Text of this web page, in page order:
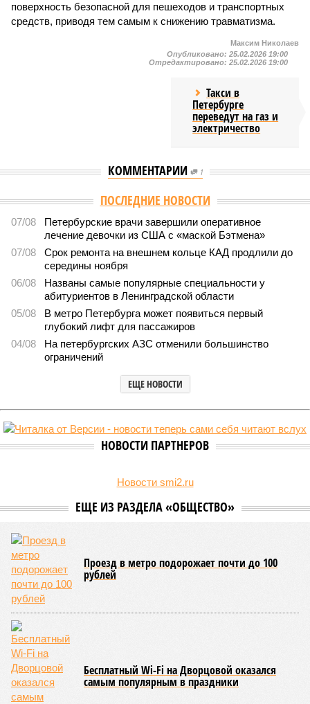
поверхность безопасной для пешеходов и транспортных
средств, приводя тем самым к снижению травматизма.
Максим Николаев
Опубликовано: 25.02.2026 19:00
Отредактировано: 25.02.2026 19:00
Такси в
Петербурге
переведут на газ и
электричество
КОММЕНТАРИИ 1
ПОСЛЕДНИЕ НОВОСТИ
07/08
Петербурские врачи завершили оперативное
лечение девочки из США с «маской Бэтмена»
07/08
Срок ремонта на внешнем кольце КАД продлили до
середины ноября
06/08
Названы самые популярные специальности у
абитуриентов в Ленинградской области
05/08
В метро Петербурга может появиться первый
глубокий лифт для пассажиров
04/08
На петербургских АЗС отменили большинство
ограничений
ЕЩЕ НОВОСТИ
НОВОСТИ ПАРТНЕРОВ
Новости smi2.ru
ЕЩЕ ИЗ РАЗДЕЛА «ОБЩЕСТВО»
Проезд в метро подорожает почти до 100
рублей
Бесплатный Wi-Fi на Дворцовой оказался
самым популярным в праздники